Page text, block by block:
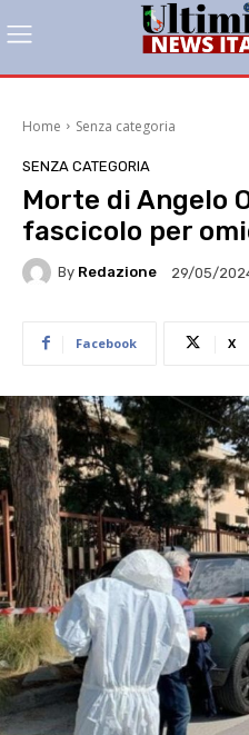
Home Senza categoria
SENZA CATEGORIA
Morte di Angelo
fascicolo per
By Redazione 29/05/
Facebook X